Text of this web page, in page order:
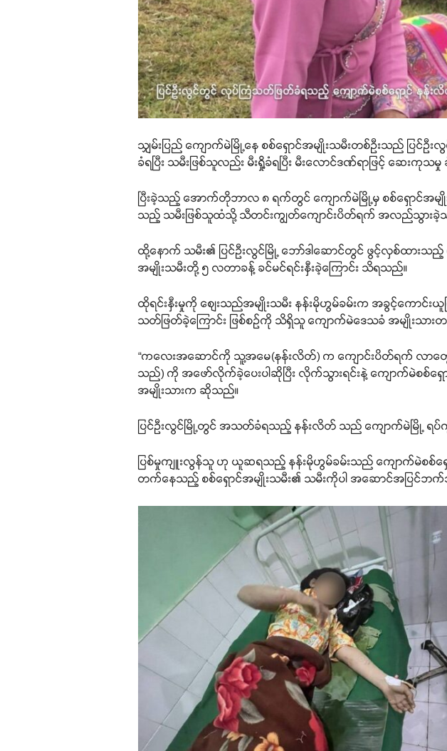
သျှမ်းပြည် ကျောက်မဲမြို့နေ စစ်ရှောင်အမျိုးသမီးတစ်ဦးသည် ပ
ခံရပြီး သမီးဖြစ်သူလည်း မီးရှို့ခံရပြီး မီးလောင်ဒဏ်ရာဖြင့် ဆေးကုသ
ပြီးခဲ့သည့် အောက်တိုဘာလ ၈ ရက်တွင် ကျောက်မဲမြို့မှ စစ်ရှောင်အမ
သည့် သမီးဖြစ်သူထံသို့ သီတင်းကျွတ်ကျောင်းပိတ်ရက် အလည်သွားခဲ့
ထို့နောက် သမီး၏ ပြင်ဦးလွင်မြို့ ဘော်ဒါဆောင်တွင် ဖွင့်လှစ်ထားသည့်
အမျိုးသမီးတို့ ၅ လတာခန့် ခင်မင်ရင်းနှီးခဲ့ကြောင်း သိရသည်။
ထိုရင်းနှီးမှုကို စျေးသည်အမျိုးသမီး နန်းမိုဟွမ်ခမ်းက အခွင့်ကောင်းယူ
သတ်ဖြတ်ခဲ့ကြောင်း ဖြစ်စဉ်ကို သိရှိသူ ကျောက်မဲဒေသခံ အမျိုးသား
“ကလေးအဆောင်ကို သူ့အမေ(နန်းလိတ်) က ကျောင်းပိတ်ရက် လာတွေ့
သည်) ကို အဖော်လိုက်ခဲ့ပေးပါဆိုပြီး လိုက်သွားရင်းနဲ့ ကျောက်မဲစစ်
အမျိုးသားက ဆိုသည်။
ပြင်ဦးလွင်မြို့တွင် အသတ်ခံရသည့် နန်းလိတ် သည် ကျောက်မဲမြို့ ရ
ပြစ်မှုကျူးလွန်သူ ဟု ယူဆရသည့် နန်းမိုဟွမ်ခမ်းသည် ကျောက်မဲစစ်ရှော
တက်နေသည့် စစ်ရှောင်အမျိုးသမီး၏ သမီးကိုပါ အဆောင်အပြင်